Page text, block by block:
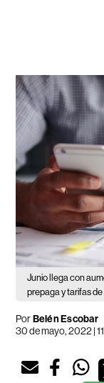
Junio llega con
prepaga y tarifas de
PorBelén Escobar
30 de mayo, 2022 |